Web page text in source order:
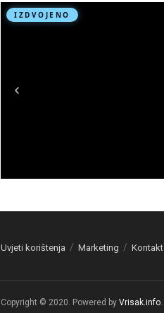
Uvjeti korištenja Marketing Kontakt
Copyright © 2020. Powered by Vrisak.info.